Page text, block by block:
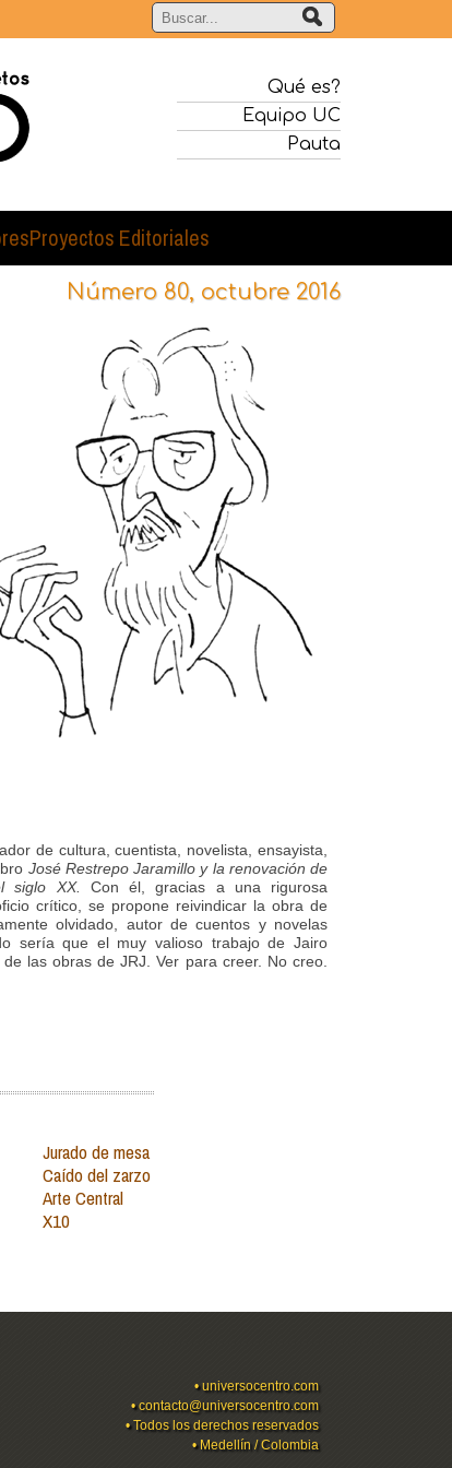
Qué es?
Equipo UC
Pauta
Proyectos Editoriales
Número 80, octubre 2016
de cultura, cuentista, novelista, ensayista,
José Restrepo Jaramillo y la renovación de
siglo XX.
Con él, gracias a una rigurosa
crítico, se propone reivindicar la obra de
olvidado, autor de cuentos y novelas
sería que el muy valioso trabajo de Jairo
las obras de JRJ. Ver para creer. No creo.
Jurado de mesa
Caído del zarzo
Arte Central
X10
•universocentro.com
•contacto@universocentro.com
• Todos los derechos reservados
• Medellín / Colombia